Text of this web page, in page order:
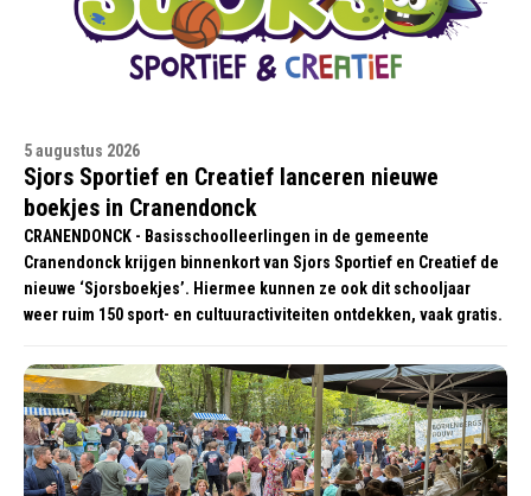
5 augustus 2026
Sjors Sportief en Creatief lanceren nieuwe
boekjes in Cranendonck
CRANENDONCK - Basisschoolleerlingen in de gemeente
Cranendonck krijgen binnenkort van Sjors Sportief en Creatief de
nieuwe ‘Sjorsboekjes’. Hiermee kunnen ze ook dit schooljaar
weer ruim 150 sport- en cultuuractiviteiten ontdekken, vaak gratis.